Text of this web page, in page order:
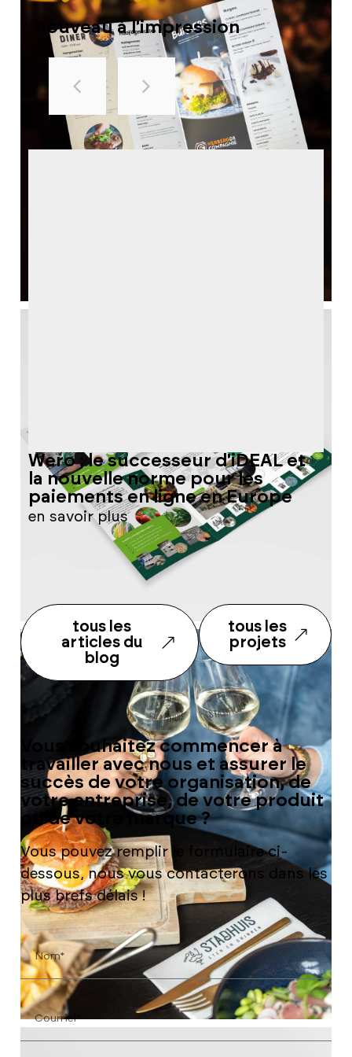
nouveau à l'impression
Wero : le successeur d'iDEAL et
la nouvelle norme pour les
paiements en ligne en Europe
en savoir plus
tous les
articles du
blog
tous les
projets
Vous souhaitez commencer à
travailler avec nous et assurer le
succès de votre organisation, de
votre entreprise, de votre produit
ou de votre marque ?
Vous pouvez remplir le formulaire ci-
dessous, nous vous contacterons dans les
plus brefs délais !